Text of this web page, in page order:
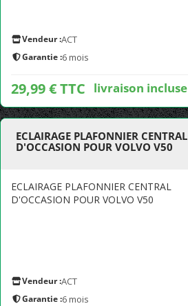
Vendeur :ACT
Garantie :6 mois
29,99 € TTC livraison incluse
ECLAIRAGE PLAFONNIER CENTRAL
D'OCCASION POUR VOLVO V50
ECLAIRAGE PLAFONNIER CENTRAL
D'OCCASION POUR VOLVO V50
Vendeur :ACT
Garantie :6 mois